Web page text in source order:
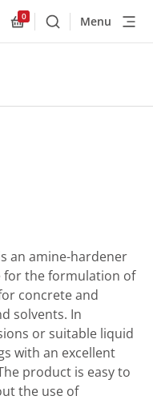
0
BuscarMenu
an amine-hardener
for the formulation of
concrete and
solvents. In
or suitable liquid
with an excellent
product is easy to
the use of